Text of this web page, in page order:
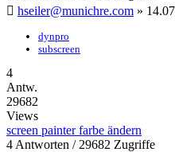
hseiler@munichre.com »
dynpro
subscreen
4
Antw.
29682
Views
screen painter farbe ändern
4 Antworten / 29682 Zugriffe